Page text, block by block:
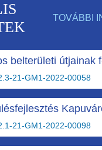
TOVÁBBI
belterületi útjainak
21-GM1-2022-00058
21-GM1-2022-00098